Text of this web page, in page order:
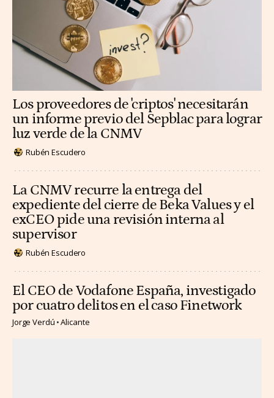
Los proveedores de 'criptos' necesitarán
un informe previo del Sepblac para lograr
luz verde de la CNMV
Rubén Escudero
La CNMV recurre la entrega del
expediente del cierre de Beka Values y el
exCEO pide una revisión interna al
supervisor
Rubén Escudero
El CEO de Vodafone España, investigado
por cuatro delitos en el caso Finetwork
Jorge Verdú Alicante